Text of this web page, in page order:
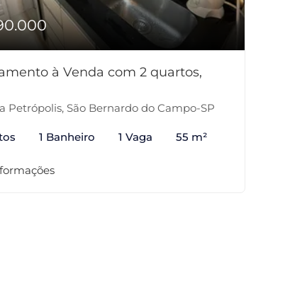
à Venda com 2 quartos,
Petrópolis, São Bernardo do Campo-SP
1 Banheiro 1 Vaga 55 m²